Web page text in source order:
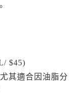
$45)
其適合因油脂分